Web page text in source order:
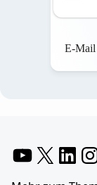
E-Mail